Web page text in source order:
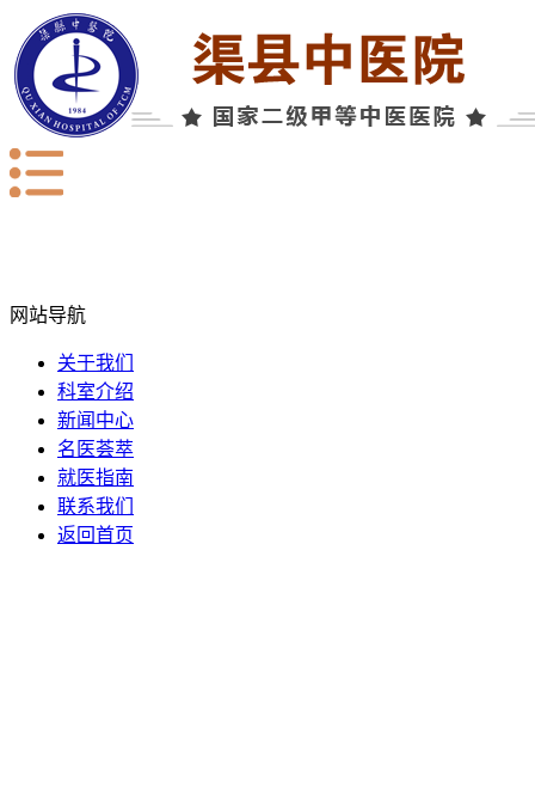
网站导航
关于我们
科室介绍
新闻中心
名医荟萃
就医指南
联系我们
返回首页